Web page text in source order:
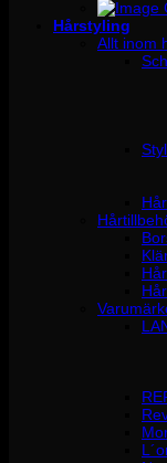
Hårstyling
Allt inom